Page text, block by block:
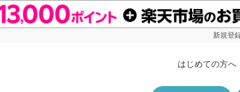
新規登
はじめての方へ